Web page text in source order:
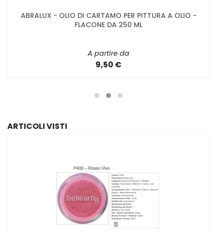
ABRALUX - OLIO DI CARTAMO PER PITTURA A OLIO -
FLACONE DA 250 ML
A partire da
9,50 €
ARTICOLI VISTI